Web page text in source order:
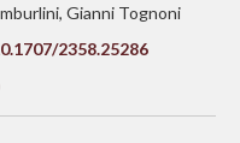
Gianni Tognoni
2358.25286